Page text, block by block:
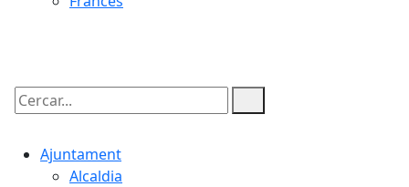
Cercar:
Ajuntament
Alcaldia